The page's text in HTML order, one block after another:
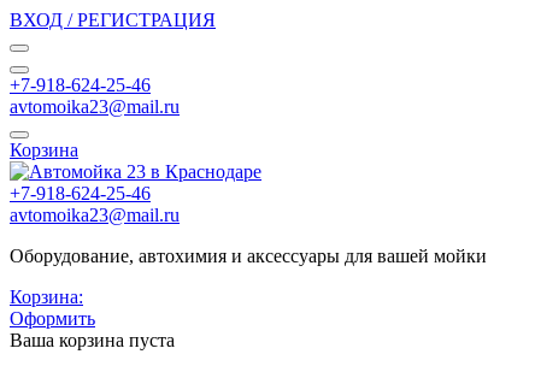
ВХОД / РЕГИСТРАЦИЯ
+7-918-624-25-46
avtomoika23@mail.ru
Корзина
+7-918-624-25-46
avtomoika23@mail.ru
Оборудование, автохимия и аксессуары для вашей мойки
Корзина:
Оформить
Ваша корзина пуста